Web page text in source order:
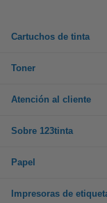
Cartuchos de tinta
Toner
Atención al cliente
Sobre 123tinta
Papel
Impresoras de